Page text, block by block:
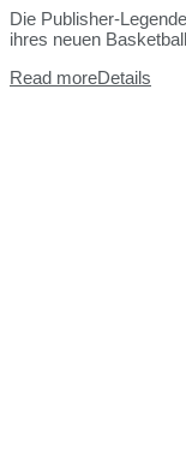
Die Publisher-
ihres neuen
Read moreDetails